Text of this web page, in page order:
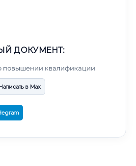
ДОКУМЕНТ:
повышении квалификации
в Max